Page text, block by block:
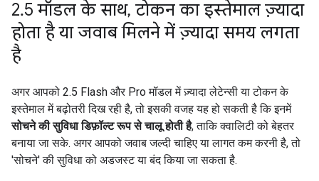
2.5 मॉडल के साथ, टोकन का इस्तेमाल ज़्यादा
होता है या जवाब मिलने में ज़्यादा समय लगता
है
अगर आपको 2.5 Flash और Pro मॉडल में ज़्यादा लेटेन्सी या टोकन के
इस्तेमाल में बढ़ोतरी दिख रही है, तो इसकी वजह यह हो सकती है कि इनमें
सोचने की सुविधा डिफ़ॉल्ट रूप से चालू होती है, ताकि क्वालिटी को बेहतर
बनाया जा सके. अगर आपको जवाब जल्दी चाहिए या लागत कम करनी है, तो
'सोचने' की सुविधा को अडजस्ट या बंद किया जा सकता है.